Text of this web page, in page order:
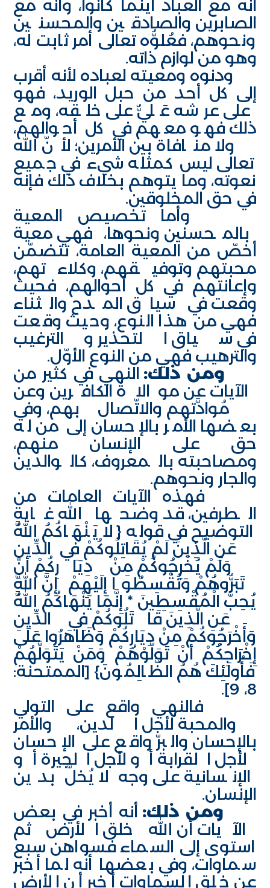
أنه مع العباد أينما كانوا، وأنه مع
الصابرين والصادقين والمحسنين
ونحوهم، فعُلوُّه تعالى أمر ثابت له،
وهو من لوازم ذاته.
ودنوه ومعيته لعباده لأنه أقرب
إلى كل أحد من حبل الوريد، فهو
على عرشه عَليٌّ على خلقه، ومع
ذلك فهو معهم في كل أحوالهم،
ولا منافاة بين الأمرين؛ لأنّ الله
تعالى ليس كمثله شيء في جميع
نعوته، وما يتوهم بخلاف ذلك فإنه
في حق المخلوقين.
وأما تخصيص المعية
بالمحسنين ونحوها، فهي معية
أخصّ من المعية العامة، تتضمّن
محبتهم وتوفيقهم، وكلاءتهم،
وإعانتهم في كل أحوالهم، فحيث
وقعت في سياق المدح والثناء
فهي من هذا النوع، وحيث وقعت
في سياق التحذير والترغيب
والترهيب فهي من النوع الأوّل.
ومن ذلك: النهي في كثير من
الآيات عن موالاة الكافرين وعن
مُوادَّتهم والاتّصال بهم، وفي
بعضها الأمر بالإحسان إلى من له
حق على الإنسان منهم،
ومصاحبته بالمعروف، كالوالدين
والجار ونحوهم.
فهذه الآيات العامات من
الطرفين، قد وضحها الله غاية
التوضيح في قوله {لا يَنْهَاكُمُ اللَّهُ
عَنِ الَّذِينَ لَمْ يُقَاتِلُوكُمْ فِي الدِّينِ
وَلَمْ يُخْرِجُوكُمْ مِنْ دِيَارِكُمْ أَنْ
تَبَرُّوهُمْ وَتُقْسِطُوا إِلَيْهِمْ إِنَّ اللَّهَ
يُحِبُّ الْمُقْسِطِينَ * إِنَّمَا يَنْهَاكُمُ اللَّهُ
عَنِ الَّذِينَ قَاتَلُوكُمْ فِي الدِّينِ
وَأَخْرَجُوكُمْ مِنْ دِيَارِكُمْ وَظَاهَرُوا عَلَى
إِخْرَاجِكُمْ أَنْ تَوَلَّوْهُمْ وَمَنْ يَتَوَلَّهُمْ
فَأُولَئِكَ هُمُ الظَّالِمُونَ} [الممتحنة:
8، 9].
فالنهي واقع على التولي
والمحبة لأجل الدين، والأمر
بالإحسان والبرّ واقع على الإحسان
لأجل القرابة أو لأجل الجيرة أو
الإنسانية على وجه لا يُخلّ بدين
الإنسان.
ومن ذلك: أنه أخبر في بعض
الآيات أن الله خلق الأرض ثم
استوى إلى السماء فسواهن سبع
سماوات، وفي بعضها أنه لما أخبر
عن خلق السماوات أخبر أن الأرض